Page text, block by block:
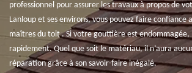
professionnel pour assurer les travaux à propos de
Lanloup et ses environs, vous pouvez faire confiance
maîtres du toit . Si votre gouttière est
rapidement. Quel que soit le matériau, il n’aura
réparation grâce à son savoir-faire inégalé.